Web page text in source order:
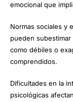
emocional que
Normas sociales y
pueden
como débiles o
comprendidos.
Dificultades en la
psicológicas